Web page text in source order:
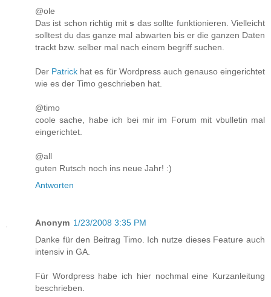
@ole
Das ist schon richtig mits das sollte funktionieren. Vielleicht
solltest du das ganze mal abwarten bis er die ganzen Daten
trackt bzw. selber mal nach einem begriff suchen.
Der Patrick hat es für Wordpress auch genauso eingerichtet
wie es der Timo geschrieben hat.
@timo
coole sache, habe ich bei mir im Forum mit vbulletin mal
eingerichtet.
@all
guten Rutsch noch ins neue Jahr! :)
Antworten
Anonym 1/23/2008 3:35 PM
Danke für den Beitrag Timo. Ich nutze dieses Feature auch
intensiv in GA.
Für Wordpress habe ich hier nochmal eine Kurzanleitung
beschrieben.